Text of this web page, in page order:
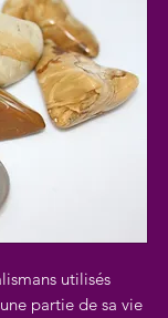
utilisés
partie de sa vie